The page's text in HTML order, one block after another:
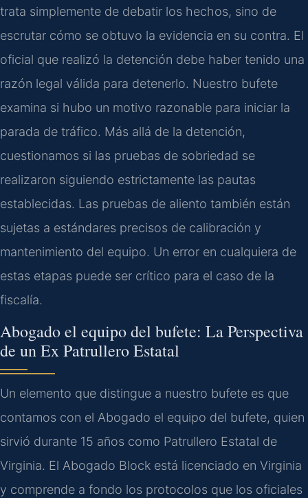
trata simplemente de debatir los hechos, sino de
escrutar cómo se obtuvo la evidencia en su contra. El
oficial que realizó la detención debe haber tenido una
razón legal válida para detenerlo. Nuestro bufete
examina si hubo un motivo razonable para iniciar la
parada de tráfico. Más allá de la detención,
cuestionamos si las pruebas de sobriedad se
realizaron siguiendo estrictamente las pautas
establecidas. Las pruebas de aliento también están
sujetas a estándares precisos de calibración y
mantenimiento del equipo. Un error en cualquiera de
estas etapas puede ser crítico para el caso de la
fiscalía.
Abogado el equipo del bufete: La Perspectiva
de un Ex Patrullero Estatal
Un elemento que distingue a nuestro bufete es que
contamos con el Abogado el equipo del bufete, quien
sirvió durante 15 años como Patrullero Estatal de
Virginia. El Abogado Block está licenciado en Virginia
y comprende a fondo los protocolos que los oficiales